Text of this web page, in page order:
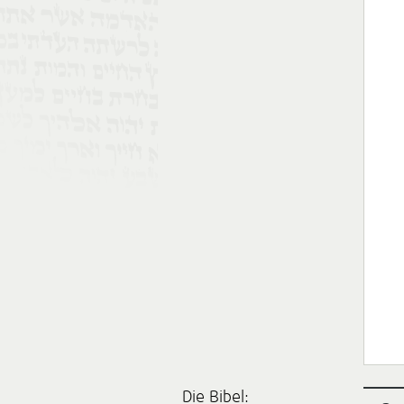
Die Bibel: